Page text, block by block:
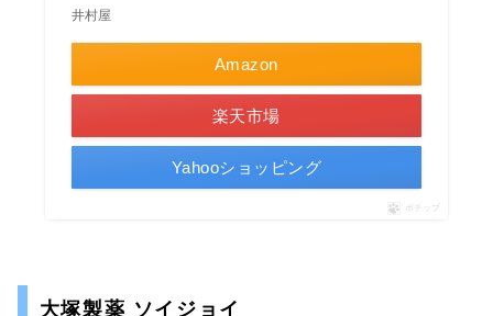
井村屋
Amazon
楽天市場
Yahooショッピング
ポチップ
大塚製薬 ソイジョイ